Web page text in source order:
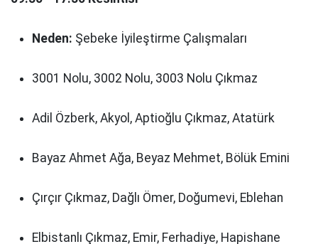
Neden: Şebeke İyileştirme Çalışmaları
3001 Nolu, 3002 Nolu, 3003 Nolu Çıkmaz
Adil Özberk, Akyol, Aptioğlu Çıkmaz, Atatürk
Bayaz Ahmet Ağa, Beyaz Mehmet, Bölük Emini
Çırçır Çıkmaz, Dağlı Ömer, Doğumevi, Eblehan
Elbistanlı Çıkmaz, Emir, Ferhadiye, Hapishane